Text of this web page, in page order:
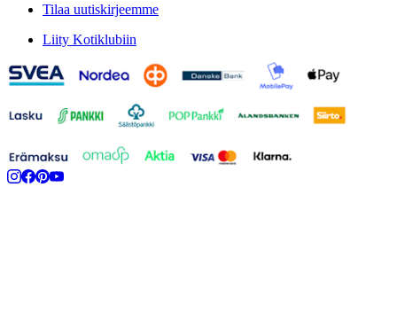
Tilaa uutiskirjeemme
Liity Kotiklubiin